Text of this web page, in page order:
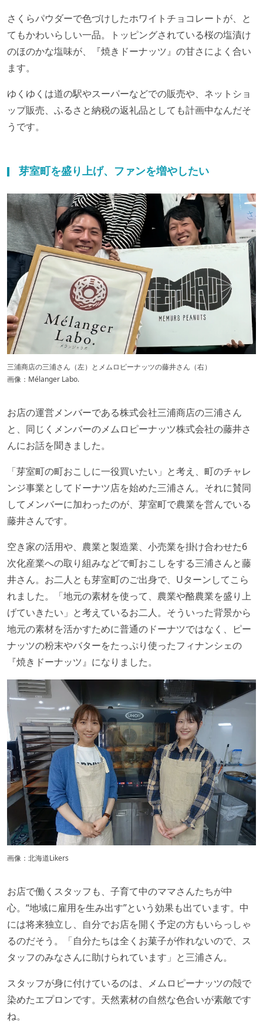
さくらパウダーで色づけしたホワイトチョコレートが、と
てもかわいらしい一品。トッピングされている桜の塩漬け
のほのかな塩味が、『焼きドーナッツ』の甘さによく合い
ます。
ゆくゆくは道の駅やスーパーなどでの販売や、ネットショ
ップ販売、ふるさと納税の返礼品としても計画中なんだそ
うです。
芽室町を盛り上げ、ファンを増やしたい
三浦商店の三浦さん（左）とメムロピーナッツの藤井さん（右）
画像：Mélanger Labo.
お店の運営メンバーである株式会社三浦商店の三浦さん
と、同じくメンバーのメムロピーナッツ株式会社の藤井さ
んにお話を聞きました。
「芽室町の町おこしに一役買いたい」と考え、町のチャレ
ンジ事業としてドーナツ店を始めた三浦さん。それに賛同
してメンバーに加わったのが、芽室町で農業を営んでいる
藤井さんです。
空き家の活用や、農業と製造業、小売業を掛け合わせた6
次化産業への取り組みなどで町おこしをする三浦さんと藤
井さん。お二人とも芽室町のご出身で、Uターンしてこら
れました。「地元の素材を使って、農業や酪農業を盛り上
げていきたい」と考えているお二人。そういった背景から
地元の素材を活かすために普通のドーナツではなく、ピー
ナッツの粉末やバターをたっぷり使ったフィナンシェの
『焼きドーナッツ』になりました。
画像：北海道Likers
お店で働くスタッフも、子育て中のママさんたちが中
心。“地域に雇用を生み出す”という効果も出ています。中
には将来独立し、自分でお店を開く予定の方もいらっしゃ
るのだそう。「自分たちは全くお菓子が作れないので、ス
タッフのみなさんに助けられています」と三浦さん。
スタッフが身に付けているのは、メムロピーナッツの殻で
染めたエプロンです。天然素材の自然な色合いが素敵です
ね。